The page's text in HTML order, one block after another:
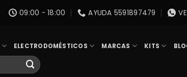
09:00 - 18:00 AYUDA 5591897479
ELECTRODOMÉSTICOS MARCAS KITS